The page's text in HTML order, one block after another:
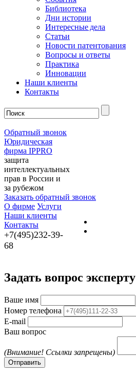
Библиотека
Дни истории
Интересные дела
Статьи
Новости патентования
Вопросы и ответы
Практика
Инновации
Наши клиенты
Контакты
Обратный звонок
Юридическая
фирма IPPRO
защита
интеллектуальных
прав в России и
за рубежом
Заказать обратный звонок
О фирме Услуги
Наши клиенты
Контакты
+7(495)232-39-
68
Задать вопрос эксперту
Ваше имя
Номер телефона
E-mail
Ваш вопрос
(Внимание! Ссылки запрещены)